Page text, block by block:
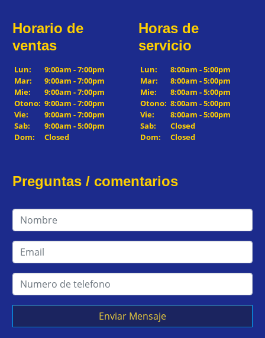
Horario de
ventas
Lun:
9:00am - 7:00pm
Mar:
9:00am - 7:00pm
Mie:
9:00am - 7:00pm
Otono: 9:00am - 7:00pm
Vie:
9:00am - 7:00pm
Sab:
9:00am - 5:00pm
Dom:
Closed
Horas de
servicio
Lun:
8:00am - 5:00pm
Mar:
8:00am - 5:00pm
Mie:
8:00am - 5:00pm
Otono: 8:00am - 5:00pm
Vie:
8:00am - 5:00pm
Sab:
Closed
Dom:
Closed
Preguntas / comentarios
Enviar Mensaje